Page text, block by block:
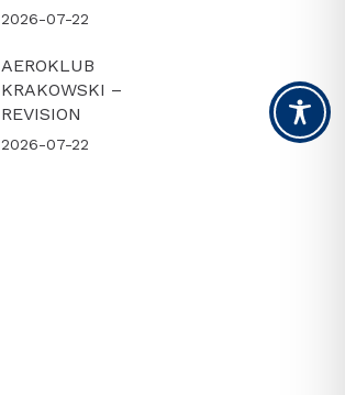
2026-07-22
AEROKLUB
KRAKOWSKI –
REVISION
2026-07-22